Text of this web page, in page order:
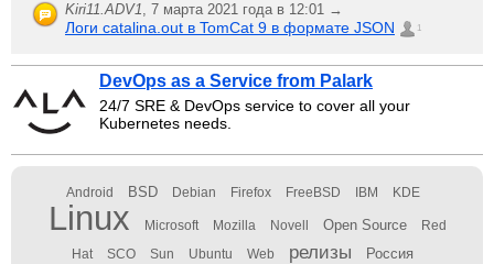
Kiri11.ADV1, 7 марта 2021 года в 12:01 →
Логи catalina.out в TomCat 9 в формате JSON 1
DevOps as a Service from Palark
24/7 SRE & DevOps service to cover all your
Kubernetes needs.
Android BSD Debian Firefox FreeBSD IBM KDE
Linux Microsoft Mozilla Novell Open Source Red
Hat SCO Sun Ubuntu Web релизы Россия